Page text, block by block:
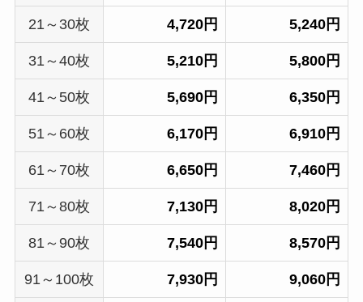
21～30枚 4,720円 5,240円
31～40枚 5,210円 5,800円
41～50枚 5,690円 6,350円
51～60枚 6,170円 6,910円
61～70枚 6,650円 7,460円
71～80枚 7,130円 8,020円
81～90枚 7,540円 8,570円
91～100枚 7,930円 9,060円